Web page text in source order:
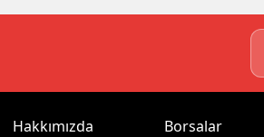
Hakkımızda
Borsalar